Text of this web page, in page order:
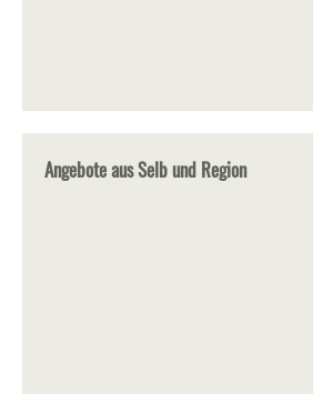
Angebote aus Selb und Region